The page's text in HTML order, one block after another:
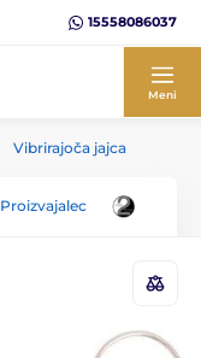
15558086037
Meni
Vibrirajoča jajca
Proizvajalec